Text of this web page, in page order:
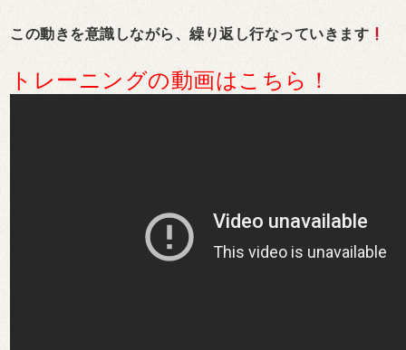
この動きを意識しながら、繰り返し行なっていきます
トレーニングの動画はこちら！